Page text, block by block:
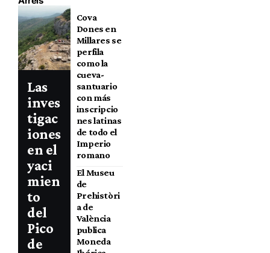
Las
inves
tigac
iones
en el
yaci
mien
to
del
Pico
de
Cova
Dones en
Millares se
perfila
como la
cueva-
santuario
con más
inscripcio
nes latinas
de todo el
Imperio
romano
El Museu
de
Prehistòri
a de
València
publica
Moneda